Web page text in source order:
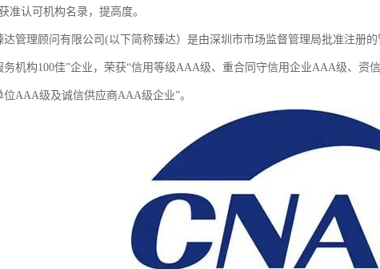
准认可机构名录，提高度。
达管理顾问有限公司(以下简称臻达）是由深圳市市场监督管理局批准注册的
务机构100佳”企业，荣获“信用等级AAA级、重合同守信用企业AAA级、资
位AAA级及诚信供应商AAA级企业”。